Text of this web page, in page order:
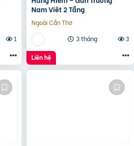
1
Nam Việt 2 Tầng
Ngoài Cần Thơ
3 tháng
3
Liên hệ